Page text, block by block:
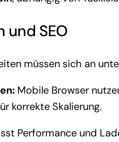
und SEO
müssen sich an
Mobile Browser
korrekte Skalierung.
Performance und